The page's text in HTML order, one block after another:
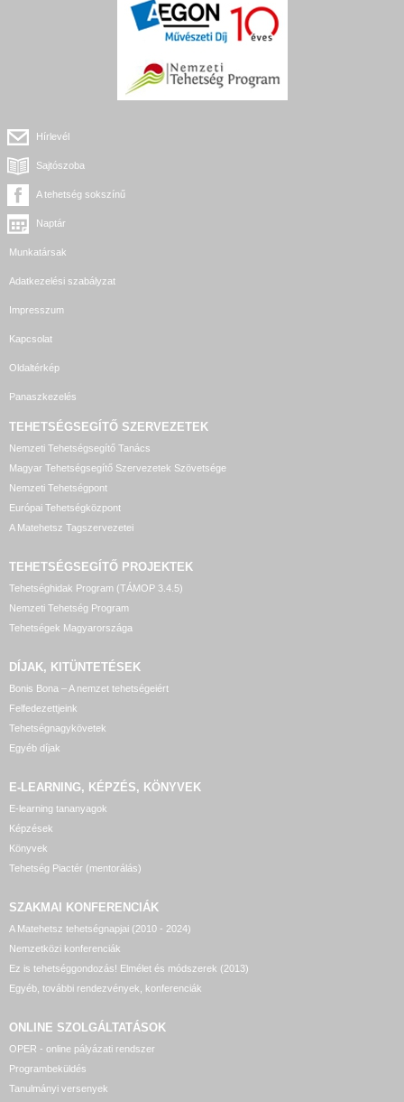
Hírlevél
Sajtószoba
A tehetség sokszínű
Naptár
Munkatársak
Adatkezelési szabályzat
Impresszum
Kapcsolat
Oldaltérkép
Panaszkezelés
TEHETSÉGSEGÍTŐ SZERVEZETEK
Nemzeti Tehetségsegítő Tanács
Magyar Tehetségsegítő Szervezetek Szövetsége
Nemzeti Tehetségpont
Európai Tehetségközpont
A Matehetsz Tagszervezetei
TEHETSÉGSEGÍTŐ PROJEKTEK
Tehetséghidak Program (TÁMOP 3.4.5)
Nemzeti Tehetség Program
Tehetségek Magyarországa
DÍJAK, KITÜNTETÉSEK
Bonis Bona – A nemzet tehetségeiért
Felfedezettjeink
Tehetségnagykövetek
Egyéb díjak
E-LEARNING, KÉPZÉS, KÖNYVEK
E-learning tananyagok
Képzések
Könyvek
Tehetség Piactér (mentorálás)
SZAKMAI KONFERENCIÁK
A Matehetsz tehetségnapjai (2010 - 2024)
Nemzetközi konferenciák
Ez is tehetséggondozás! Elmélet és módszerek (2013)
Egyéb, további rendezvények, konferenciák
ONLINE SZOLGÁLTATÁSOK
OPER - online pályázati rendszer
Programbeküldés
Tanulmányi versenyek